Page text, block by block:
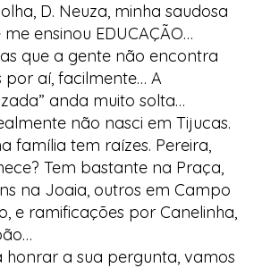
D. Neuza, minha saudosa
ensinou EDUCAÇÃO…
que a gente não encontra
por aí, facilmente… A
anda muito solta…
não nasci em Tijucas.
família tem raízes. Pereira,
Tem bastante na Praça,
na Joaia, outros em Campo
e ramificações por Canelinha,
honrar a sua pergunta, vamos